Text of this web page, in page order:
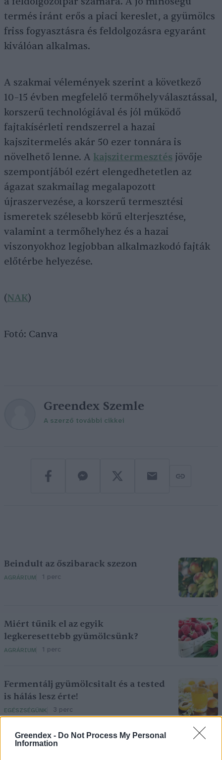
Greendex - Do Not Process My Personal
Information
termés iránt erős a piaci kereslet, a gyümölcs
friss fogyasztásra és feldolgozásra egyaránt
kiválóan alkalmas.
A szakmai vélemények szerint a következő
10–15 évben megfelelő termőhelyválasztással,
korszerű technológiával és jól működő
fajtakísérleti rendszerrel a hazai
kajszitermelés akár 50 ezer tonnára is
növelhető lenne. A kajszitermesztés jövője
szempontjából ezért elengedhetetlen az
ágazat szakmailag megalapozott
újraszervezése, a korszerű termesztési
ismeretek szélesebb körű elterjesztése,
valamint a termőhelyhez és a hazai
viszonyokhoz legjobban alkalmazkodó fajták
előtérbe helyezése.
(NAK)
Fotó: Canva
Greendex Szemle
A szerző további cikkei
Beindult az őszibarack szezon
AGRÁRIUM 1 perc
Miért tűnik el az egyik
legkeresettebb gyümölcsünk?
AGRÁRIUM 1 perc
Fermentálj gyümölcsitalt és a tested
is hálás lesz érte!
EGÉSZSÉGÜNK 3 perc